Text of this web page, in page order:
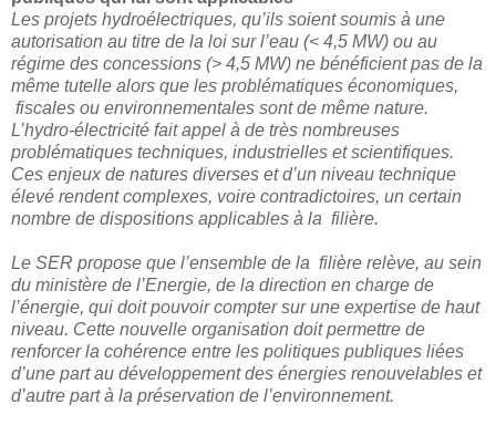
Les projets hydroélectriques, qu’ils soient soumis à une
autorisation au titre de la loi sur l’eau (< 4,5 MW) ou au
régime des concessions (> 4,5 MW) ne bénéficient pas de la
même tutelle alors que les problématiques économiques,
fiscales ou environnementales sont de même nature.
L’hydro-électricité fait appel à de très nombreuses
problématiques techniques, industrielles et scientifiques.
Ces enjeux de natures diverses et d’un niveau technique
élevé rendent complexes, voire contradictoires, un certain
nombre de dispositions applicables à la filière.
Le SER propose que l’ensemble de la filière relève, au sein
du ministère de l’Energie, de la direction en charge de
l’énergie, qui doit pouvoir compter sur une expertise de haut
niveau. Cette nouvelle organisation doit permettre de
renforcer la cohérence entre les politiques publiques liées
d’une part au développement des énergies renouvelables et
d’autre part à la préservation de l’environnement.